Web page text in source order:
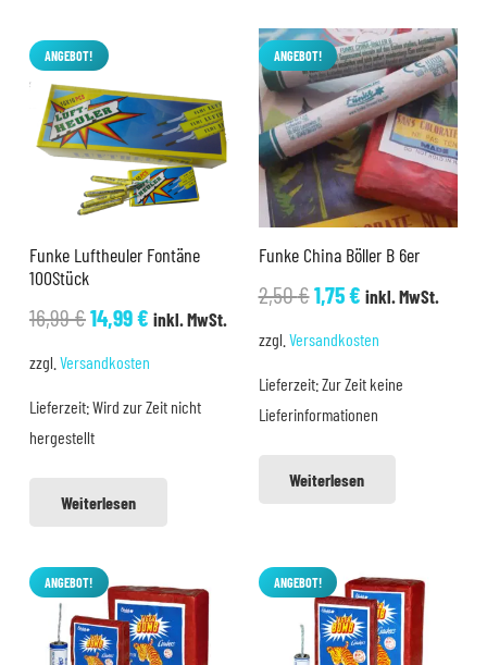
ANGEBOT!
Funke Luftheuler Fontäne
100Stück
16,99€Ursprünglicher
16,99 €
14,99€Aktueller
14,99 €.
inkl. MwSt.
zzgl. Versandkosten
Lieferzeit:Wird zur Zeit nicht
hergestellt
Weiterlesen
ANGEBOT!
Funke China Böller B 6er
2,50€Ursprünglicher
2,50 €
1,75€Aktueller
1,75 €.
inkl. MwSt.
zzgl. Versandkosten
Lieferzeit:Zur Zeit keine
Lieferinformationen
Weiterlesen
ANGEBOT! ANGEBOT!